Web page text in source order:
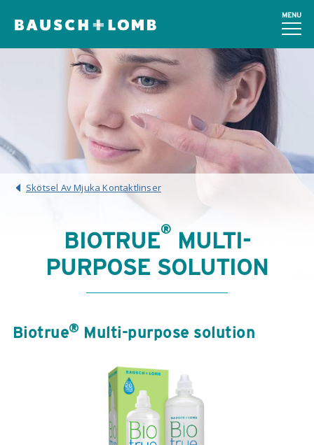
MENU
Skötsel Av Mjuka Kontaktlinser
BIOTRUE® MULTI-
PURPOSE SOLUTION
Biotrue® Multi-purpose solution